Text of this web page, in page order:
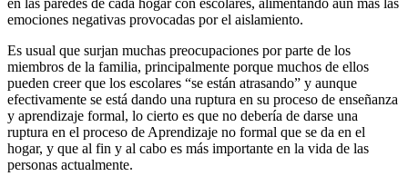
emociones negativas provocadas por el aislamiento.
Es usual que surjan muchas preocupaciones por parte de los
miembros de la familia, principalmente porque muchos de ellos
pueden creer que los escolares “se están atrasando” y aunque
efectivamente se está dando una ruptura en su proceso de enseñanza
y aprendizaje formal, lo cierto es que no debería de darse una
ruptura en el proceso de Aprendizaje no formal que se da en el
hogar, y que al fin y al cabo es más importante en la vida de las
personas actualmente.